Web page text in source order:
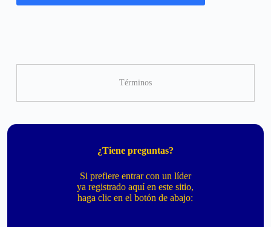
Términos
¿Tiene preguntas?
Si prefiere entrar con un líder
ya registrado aquí en este sitio,
haga clic en el botón de abajo: